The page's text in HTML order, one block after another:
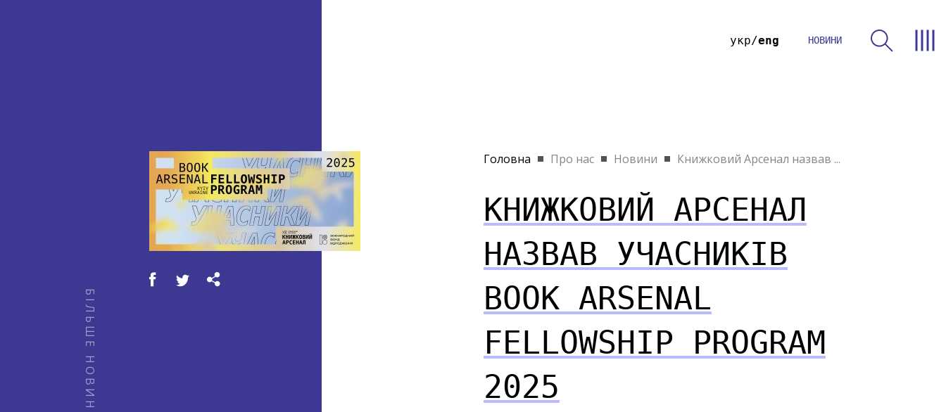
укр eng НОВИНИ
БІЛЬШЕ НОВИН
Головна Про нас Новини Книжковий Арсенал назвав ...
КНИЖКОВИЙ АРСЕНАЛ
НАЗВАВ УЧАСНИКІВ
BOOK ARSENAL
FELLOWSHIP PROGRAM
2025